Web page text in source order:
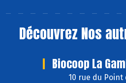
Découvrez Nos
Biocoop La
10 rue du Point